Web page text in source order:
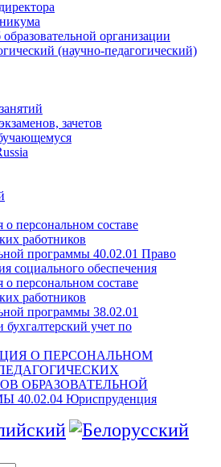
организации
(научно-педагогический)
зачетов
персональном составе
работников
программы 40.02.01 Право
социального обеспечения
персональном составе
работников
программы 38.02.01
учет по
О ПЕРСОНАЛЬНОМ
ОБРАЗОВАТЕЛЬНОЙ
Юриспруденция